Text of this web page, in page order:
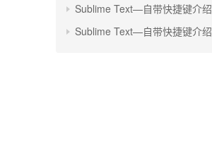
Sublime Text—自带快捷键介绍
Sublime Text—自带快捷键介绍